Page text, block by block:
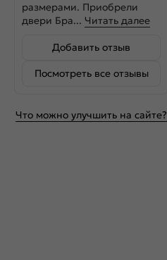
размерами. Приобрели
двери Бра... Читать далее
Добавить отзыв
Посмотреть все отзывы
Что можно улучшить на сайте?